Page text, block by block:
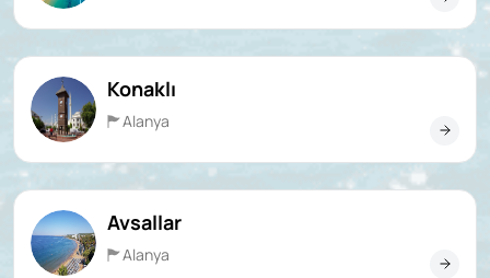
Konaklı
Alanya
Avsallar
Alanya